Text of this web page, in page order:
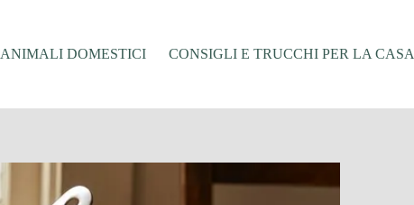
ANIMALI DOMESTICI CONSIGLI E TRUCCHI PER LA CASA